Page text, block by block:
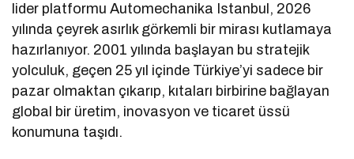
lider platformu Automechanika Istanbul, 2026
yılında çeyrek asırlık görkemli bir mirası kutlamaya
hazırlanıyor. 2001 yılında başlayan bu stratejik
yolculuk, geçen 25 yıl içinde Türkiye’yi sadece bir
pazar olmaktan çıkarıp, kıtaları birbirine bağlayan
global bir üretim, inovasyon ve ticaret üssü
konumuna taşıdı.